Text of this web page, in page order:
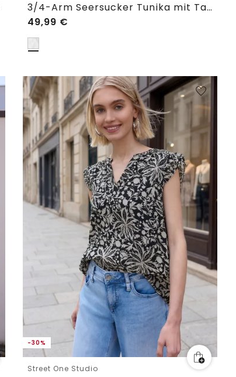
3/4-Arm Seersucker Tunika mit Tapedetails
49,99 €
-30%
Street One Studio